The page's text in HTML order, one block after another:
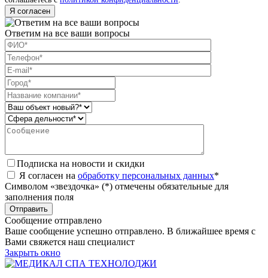
Я согласен
Ответим на все ваши вопросы
Подписка на новости и скидки
Я согласен на обработку персональных данных*
Символом «звездочка» (*) отмечены обязательные для
заполнения поля
Сообщение отправлено
Ваше сообщение успешно отправлено. В ближайшее время с
Вами свяжется наш специалист
Закрыть окно